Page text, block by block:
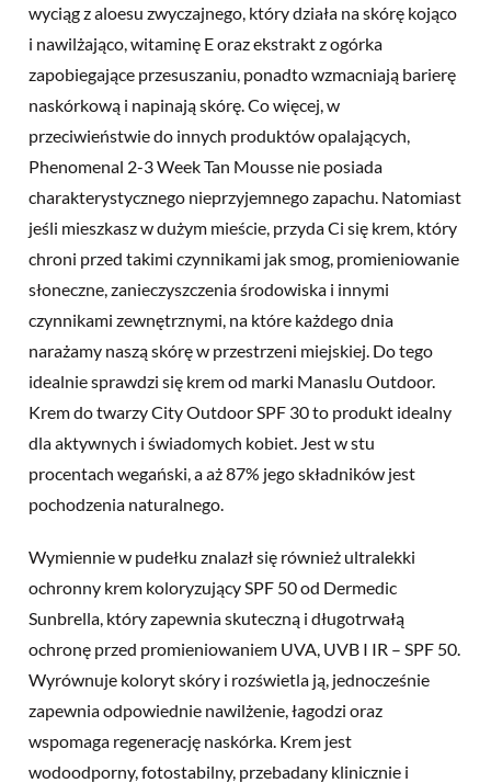
wyciąg z aloesu zwyczajnego, który działa na skórę kojąco
i nawilżająco, witaminę E oraz ekstrakt z ogórka
zapobiegające przesuszaniu, ponadto wzmacniają barierę
naskórkową i napinają skórę. Co więcej, w
przeciwieństwie do innych produktów opalających,
Phenomenal 2-3 Week Tan Mousse nie posiada
charakterystycznego nieprzyjemnego zapachu. Natomiast
jeśli mieszkasz w dużym mieście, przyda Ci się krem, który
chroni przed takimi czynnikami jak smog, promieniowanie
słoneczne, zanieczyszczenia środowiska i innymi
czynnikami zewnętrznymi, na które każdego dnia
narażamy naszą skórę w przestrzeni miejskiej. Do tego
idealnie sprawdzi się krem od marki Manaslu Outdoor.
Krem do twarzy City Outdoor SPF 30 to produkt idealny
dla aktywnych i świadomych kobiet. Jest w stu
procentach wegański, a aż 87% jego składników jest
pochodzenia naturalnego.
Wymiennie w pudełku znalazł się również ultralekki
ochronny krem koloryzujący SPF 50 od Dermedic
Sunbrella, który zapewnia skuteczną i długotrwałą
ochronę przed promieniowaniem UVA, UVB I IR – SPF 50.
Wyrównuje koloryt skóry i rozświetla ją, jednocześnie
zapewnia odpowiednie nawilżenie, łagodzi oraz
wspomaga regenerację naskórka. Krem jest
wodoodporny, fotostabilny, przebadany klinicznie i